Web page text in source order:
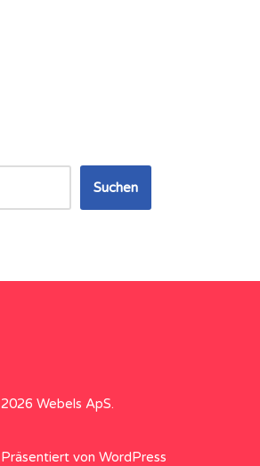
Suchen
Webels ApS.
von WordPress